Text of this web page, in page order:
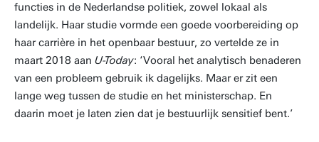
functies in de Nederlandse politiek, zowel lokaal als
landelijk. Haar studie vormde een goede voorbereiding op
haar carrière in het openbaar bestuur, zo vertelde ze in
maart 2018 aan U-Today: ‘Vooral het analytisch benaderen
van een probleem gebruik ik dagelijks. Maar er zit een
lange weg tussen de studie en het ministerschap. En
daarin moet je laten zien dat je bestuurlijk sensitief bent.’